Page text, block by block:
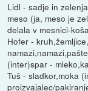
Lidl - sadje in
meso (ja, meso je
delala v mesnici-
Hofer -
(inter)spar -
Tuš - sladkor,moka
proizvajalec/